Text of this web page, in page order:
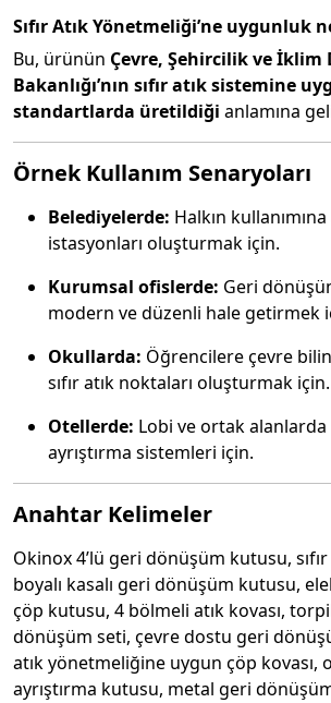
Sıfır Atık Yönetmeliği’ne uygunluk
Bu, ürünün Çevre, Şehircilik ve İklim
Bakanlığı’nın sıfır atık sistemine
standartlarda üretildiği anlamına
Örnek Kullanım Senaryoları
Belediyelerde: Halkın kullanımına
istasyonları oluşturmak için.
Kurumsal ofislerde: Geri
modern ve düzenli hale getirmek
Okullarda: Öğrencilere çevre
sıfır atık noktaları oluşturmak için.
Otellerde: Lobi ve ortak alanlarda
ayrıştırma sistemleri için.
Anahtar Kelimeler
Okinox 4’lü geri dönüşüm kutusu, sıfır
boyalı kasalı geri dönüşüm kutusu,
çöp kutusu, 4 bölmeli atık kovası,
dönüşüm seti, çevre dostu geri
atık yönetmeliğine uygun çöp kovası,
ayrıştırma kutusu, metal geri